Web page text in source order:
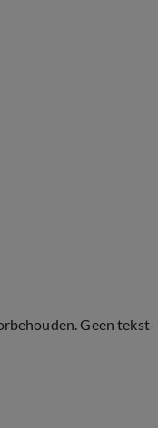
Geen tekst-